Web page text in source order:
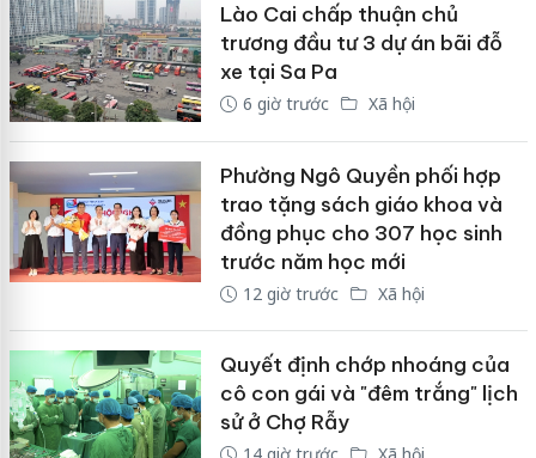
Lào Cai chấp thuận chủ
trương đầu tư 3 dự án bãi đỗ
xe tại Sa Pa
6 giờ trước Xã hội
Phường Ngô Quyền phối hợp
trao tặng sách giáo khoa và
đồng phục cho 307 học sinh
trước năm học mới
12 giờ trước Xã hội
Quyết định chớp nhoáng của
cô con gái và "đêm trắng" lịch
sử ở Chợ Rẫy